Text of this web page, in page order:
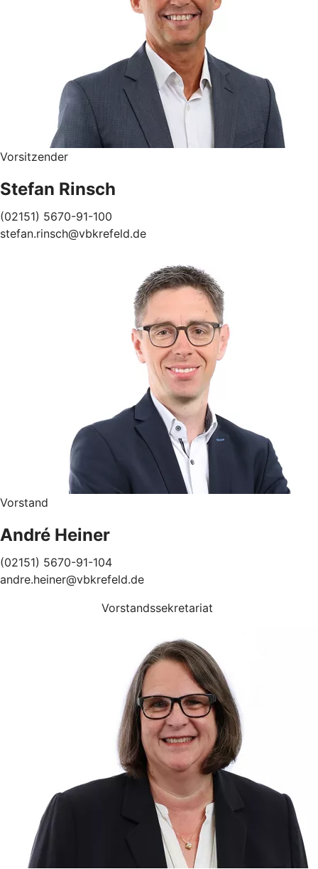
Vorsitzender
Stefan Rinsch
(02151) 5670-91-100
stefan.rinsch@vbkrefeld.de
Vorstand
André Heiner
(02151) 5670-91-104
andre.heiner@vbkrefeld.de
Vorstandssekretariat